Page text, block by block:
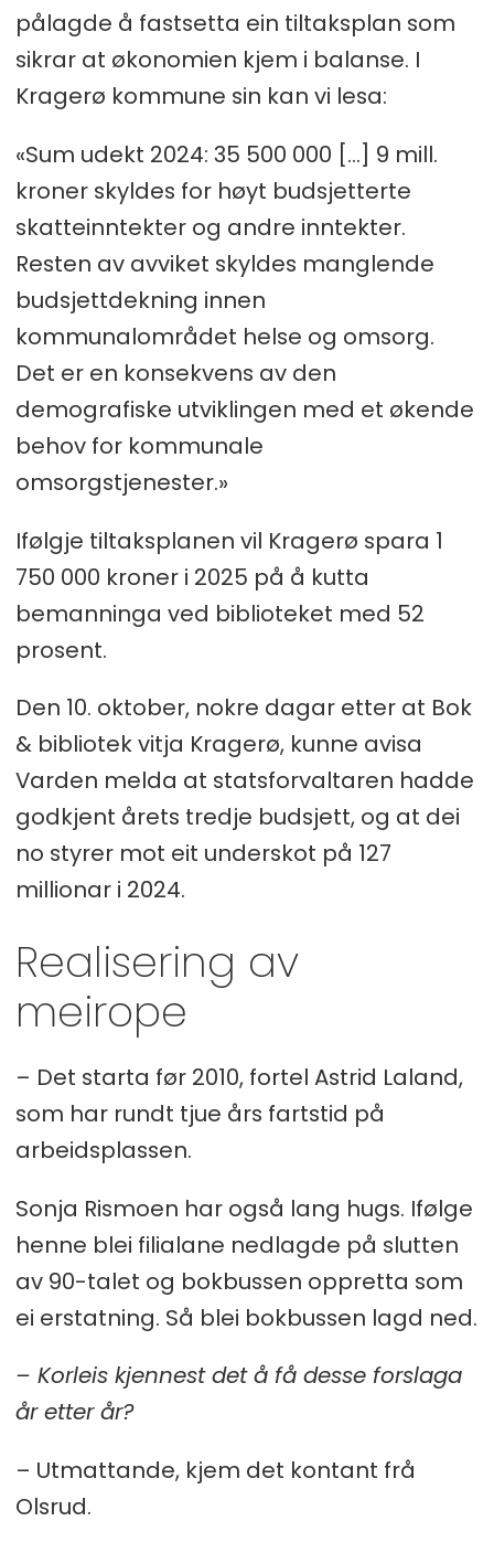
pålagde å fastsetta ein tiltaksplan som
sikrar at økonomien kjem i balanse. I
Kragerø kommune sin kan vi lesa:
«Sum udekt 2024: 35 500 000 [...] 9 mill.
kroner skyldes for høyt budsjetterte
skatteinntekter og andre inntekter.
Resten av avviket skyldes manglende
budsjettdekning innen
kommunalområdet helse og omsorg.
Det er en konsekvens av den
demografiske utviklingen med et økende
behov for kommunale
omsorgstjenester.»
Ifølgje tiltaksplanen vil Kragerø spara 1
750 000 kroner i 2025 på å kutta
bemanninga ved biblioteket med 52
prosent.
Den 10. oktober, nokre dagar etter at Bok
& bibliotek vitja Kragerø, kunne avisa
Varden melda at statsforvaltaren hadde
godkjent årets tredje budsjett, og at dei
no styrer mot eit underskot på 127
millionar i 2024.
Realisering av
meirope
– Det starta før 2010, fortel Astrid Laland,
som har rundt tjue års fartstid på
arbeidsplassen.
Sonja Rismoen har også lang hugs. Ifølge
henne blei filialane nedlagde på slutten
av 90-talet og bokbussen oppretta som
ei erstatning. Så blei bokbussen lagd ned.
– Korleis kjennest det å få desse forslaga
år etter år?
– Utmattande, kjem det kontant frå
Olsrud.